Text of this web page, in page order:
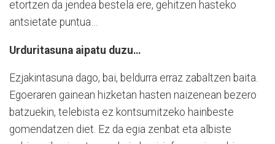
etortzen da jendea bestela ere, gehitzen hasteko
antsietate puntua…
Urduritasuna aipatu duzu…
Ezjakintasuna dago, bai, beldurra erraz zabaltzen baita.
Egoeraren gainean hizketan hasten naizenean bezero
batzuekin, telebista ez kontsumitzeko hainbeste
gomendatzen diet. Ez da egia zenbat eta albiste